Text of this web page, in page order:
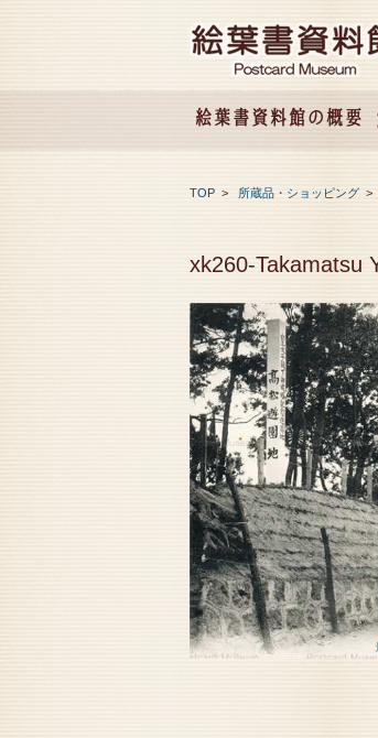
絵葉書資料館の概要
TOP > 所蔵品・ショッピング >
xk260-Takamatsu